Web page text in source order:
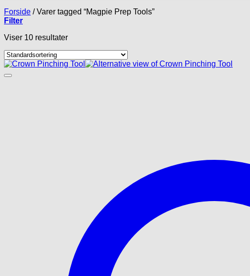
Forside /Varer tagged “Magpie Prep Tools”
Filter
Viser 10 resultater